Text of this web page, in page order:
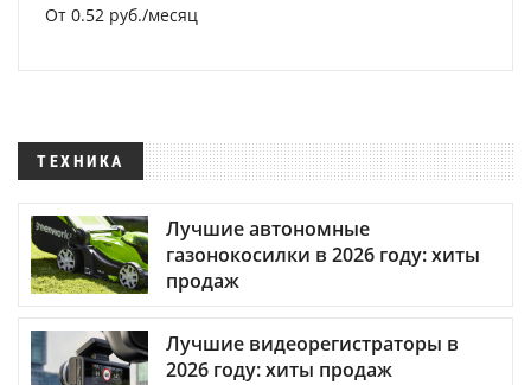
От 0.52 руб./месяц
ТЕХНИКА
Лучшие автономные
газонокосилки в 2026 году: хиты
продаж
Лучшие видеорегистраторы в
2026 году: хиты продаж